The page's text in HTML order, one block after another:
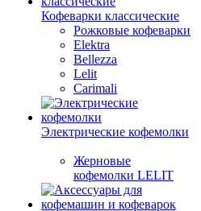
Кофеварки классические
Рожковые кофеварки
Elektra
Bellezza
Lelit
Carimali
Электрические кофемолки
Жерновые
кофемолки LELIT